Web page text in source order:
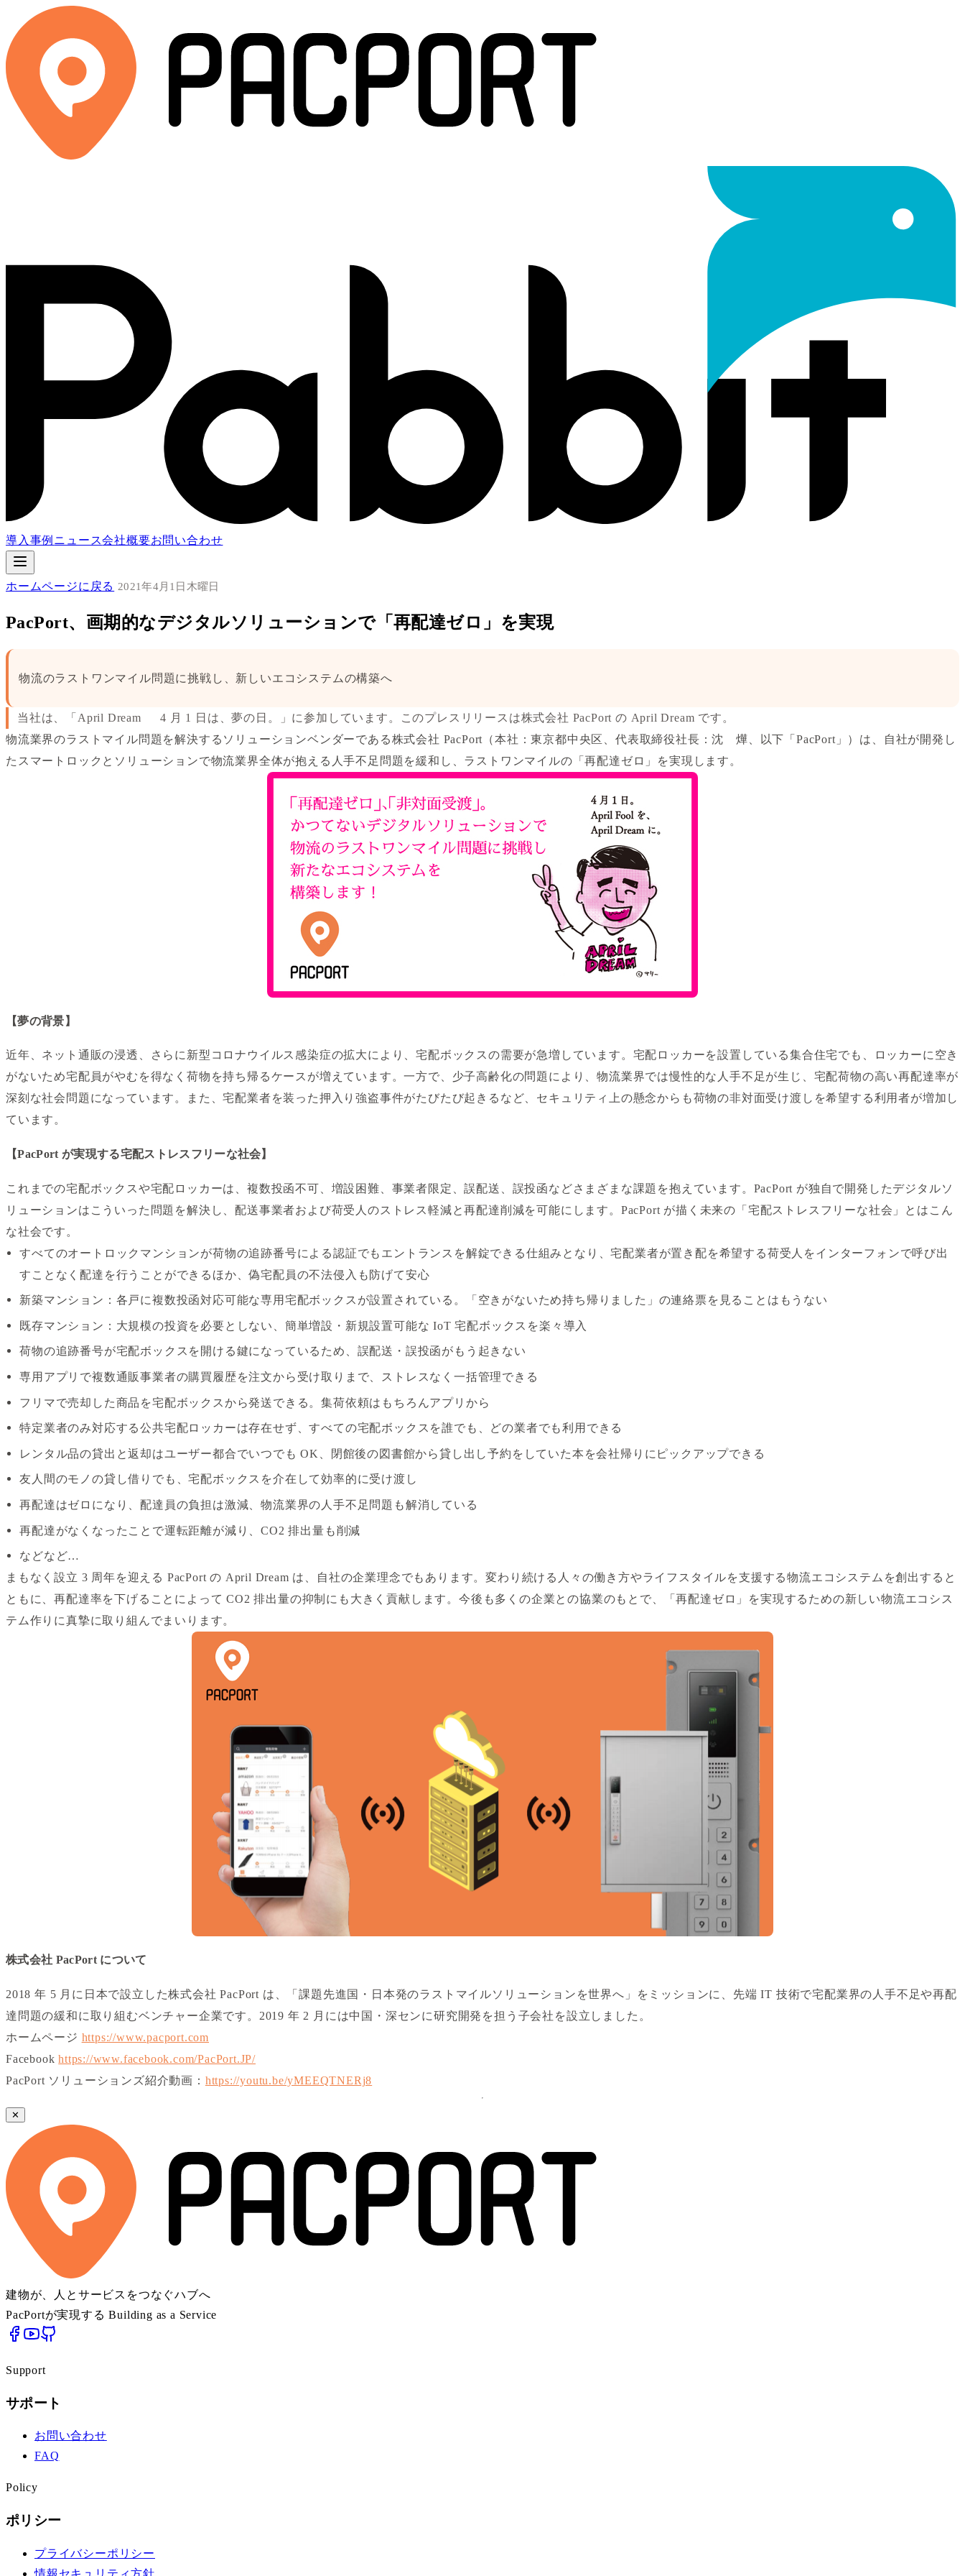
導入事例 ニュース会社概要お問い合わせ
ホームページに戻る 2021年4月1日木曜日
PacPort、画期的なデジタルソリューションで「再配達ゼロ」を実現
物流のラストワンマイル問題に挑戦し、新しいエコシステムの構築へ
当社は、「April Dream 4 月 1 日は、夢の日。」に参加しています。このプレスリリースは株式会社 PacPort の April Dream です。
物流業界のラストマイル問題を解決するソリューションベンダーである株式会社 PacPort（本社：東京都中央区、代表取締役社長：沈 燁、以下「PacPort」）は、自社が開発し
たスマートロックとソリューションで物流業界全体が抱える人手不足問題を緩和し、ラストワンマイルの「再配達ゼロ」を実現します。
【夢の背景】
近年、ネット通販の浸透、さらに新型コロナウイルス感染症の拡大により、宅配ボックスの需要が急増しています。宅配ロッカーを設置している集合住宅でも、ロッカーに空き
がないため宅配員がやむを得なく荷物を持ち帰るケースが増えています。一方で、少子高齢化の問題により、物流業界では慢性的な人手不足が生じ、宅配荷物の高い再配達率が
深刻な社会問題になっています。また、宅配業者を装った押入り強盗事件がたびたび起きるなど、セキュリティ上の懸念からも荷物の非対面受け渡しを希望する利用者が増加し
ています。
【PacPort が実現する宅配ストレスフリーな社会】
これまでの宅配ボックスや宅配ロッカーは、複数投函不可、増設困難、事業者限定、誤配送、誤投函などさまざまな課題を抱えています。PacPort が独自で開発したデジタルソ
リューションはこういった問題を解決し、配送事業者および荷受人のストレス軽減と再配達削減を可能にします。PacPort が描く未来の「宅配ストレスフリーな社会」とはこん
な社会です。
すべてのオートロックマンションが荷物の追跡番号による認証でもエントランスを解錠できる仕組みとなり、宅配業者が置き配を希望する荷受人をインターフォンで呼び出
すことなく配達を行うことができるほか、偽宅配員の不法侵入も防げて安心
新築マンション：各戸に複数投函対応可能な専用宅配ボックスが設置されている。「空きがないため持ち帰りました」の連絡票を見ることはもうない
既存マンション：大規模の投資を必要としない、簡単増設・新規設置可能な IoT 宅配ボックスを楽々導入
荷物の追跡番号が宅配ボックスを開ける鍵になっているため、誤配送・誤投函がもう起きない
専用アプリで複数通販事業者の購買履歴を注文から受け取りまで、ストレスなく一括管理できる
フリマで売却した商品を宅配ボックスから発送できる。集荷依頼はもちろんアプリから
特定業者のみ対応する公共宅配ロッカーは存在せず、すべての宅配ボックスを誰でも、どの業者でも利用できる
レンタル品の貸出と返却はユーザー都合でいつでも OK、閉館後の図書館から貸し出し予約をしていた本を会社帰りにピックアップできる
友人間のモノの貸し借りでも、宅配ボックスを介在して効率的に受け渡し
再配達はゼロになり、配達員の負担は激減、物流業界の人手不足問題も解消している
再配達がなくなったことで運転距離が減り、CO2 排出量も削減
などなど…
まもなく設立 3 周年を迎える PacPort の April Dream は、自社の企業理念でもあります。変わり続ける人々の働き方やライフスタイルを支援する物流エコシステムを創出すると
ともに、再配達率を下げることによって CO2 排出量の抑制にも大きく貢献します。今後も多くの企業との協業のもとで、「再配達ゼロ」を実現するための新しい物流エコシス
テム作りに真摯に取り組んでまいります。
株式会社 PacPort について
2018 年 5 月に日本で設立した株式会社 PacPort は、「課題先進国・日本発のラストマイルソリューションを世界へ」をミッションに、先端 IT 技術で宅配業界の人手不足や再配
達問題の緩和に取り組むベンチャー企業です。2019 年 2 月には中国・深センに研究開発を担う子会社を設立しました。
ホームページ https://www.pacport.com
Facebookhttps://www.facebook.com/PacPort.JP/
PacPort ソリューションズ紹介動画： https://youtu.be/yMEEQTNERj8
✕
建物が、人とサービスをつなぐハブへ
PacPortが実現する Building as a Service
Support
サポート
お問い合わせ
FAQ
Policy
ポリシー
プライバシーポリシー
情報セキュリティ方針